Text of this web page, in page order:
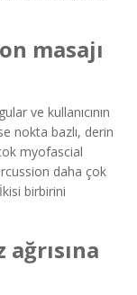
masajı
ve kullanıcının
nokta bazlı, derin
myofascial
daha çok
birbirini